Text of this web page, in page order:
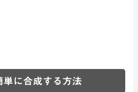
単に合成する方法